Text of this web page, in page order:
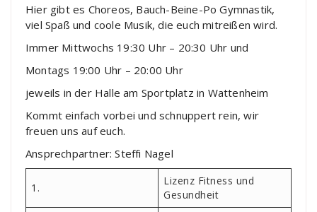
Hier gibt es Choreos, Bauch-Beine-Po Gymnastik,
viel Spaß und coole Musik, die euch mitreißen wird.
Immer Mittwochs 19:30 Uhr – 20:30 Uhr und
Montags 19:00 Uhr – 20:00 Uhr
jeweils in der Halle am Sportplatz in Wattenheim
Kommt einfach vorbei und schnuppert rein, wir
freuen uns auf euch.
Ansprechpartner: Steffi Nagel
1.
Lizenz Fitness und
Gesundheit